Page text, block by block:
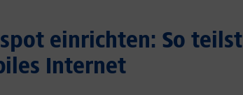
einrichten: So teilst
Internet